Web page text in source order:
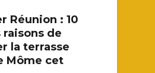
Réunion : 10
raisons de
la terrasse
Môme cet
Politique locale
Culture
Enfants
Sport & bien-être
Jourdain
Pelleport / Saint-
Télégraphe
Nous Soutenir